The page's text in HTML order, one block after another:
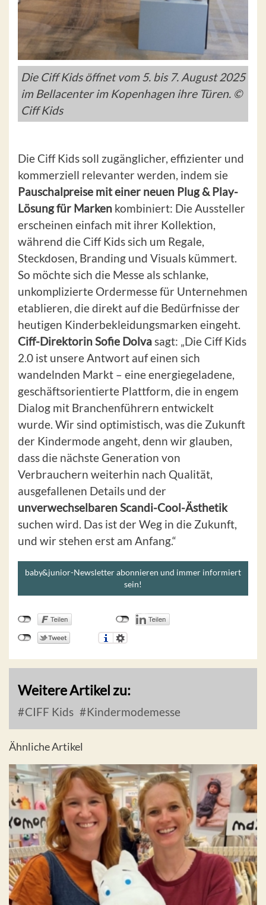
Die Ciff Kids öffnet vom 5. bis 7. August 2025
im Bellacenter im Kopenhagen ihre Türen. ©
Ciff Kids
Die Ciff Kids soll zugänglicher, effizienter und
kommerziell relevanter werden, indem sie
Pauschalpreise mit einer neuen Plug & Play-
Lösung für Marken kombiniert: Die Aussteller
erscheinen einfach mit ihrer Kollektion,
während die Ciff Kids sich um Regale,
Steckdosen, Branding und Visuals kümmert.
So möchte sich die Messe als schlanke,
unkomplizierte Ordermesse für Unternehmen
etablieren, die direkt auf die Bedürfnisse der
heutigen Kinderbekleidungsmarken eingeht.
Ciff-Direktorin Sofie Dolva sagt: „Die Ciff Kids
2.0 ist unsere Antwort auf einen sich
wandelnden Markt – eine energiegeladene,
geschäftsorientierte Plattform, die in engem
Dialog mit Branchenführern entwickelt
wurde. Wir sind optimistisch, was die Zukunft
der Kindermode angeht, denn wir glauben,
dass die nächste Generation von
Verbrauchern weiterhin nach Qualität,
ausgefallenen Details und der
unverwechselbaren Scandi-Cool-Ästhetik
suchen wird. Das ist der Weg in die Zukunft,
und wir stehen erst am Anfang.“
baby&junior-Newsletter abonnieren und immer informiert
sein!
Weitere Artikel zu:
CIFF Kids Kindermodemesse
Ähnliche Artikel